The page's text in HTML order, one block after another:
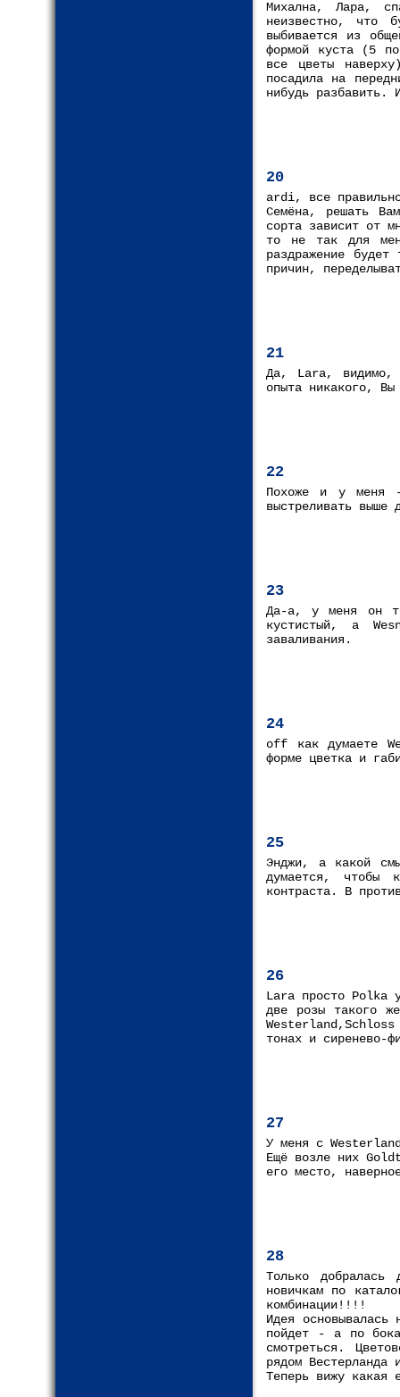
Михална, Лара,
неизвестно, что
выбивается из
формой куста (5
все цветы
посадила на
нибудь разбавить.
20
ardi, все
Семёна, решать
сорта зависит от
то не так для
раздражение
причин,
21
Да, Lara, видимо,
опыта никакого,
22
Похоже и у меня
выстреливать
23
Да-а, у меня он
кустистый, а
заваливания.
24
off как думаете
форме цветка и
25
Энджи, а какой
думается, чтобы
контраста. В
26
Lara просто Polka
две розы такого
тонах и сиренево-
27
У меня с
Ещё возле них
его место,
28
Только
новичкам по
комбинации!!!!
Идея
пойдет - а по
смотреться.
рядом Вестерланда
Теперь вижу какая